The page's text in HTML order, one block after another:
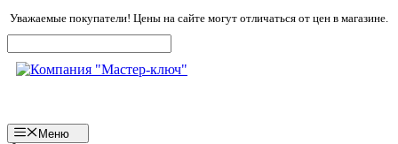
Перейти
к
содержимому
Уважаемые покупатели! Цены на сайте могут отличаться от цен в магазине.
Меню